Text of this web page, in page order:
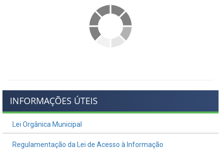
INFORMAÇÕES ÚTEIS
Lei Orgânica Municipal
Regulamentação da Lei de Acesso à Informação